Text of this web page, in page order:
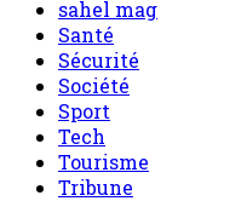
sahel mag
Santé
Sécurité
Société
Sport
Tech
Tourisme
Tribune